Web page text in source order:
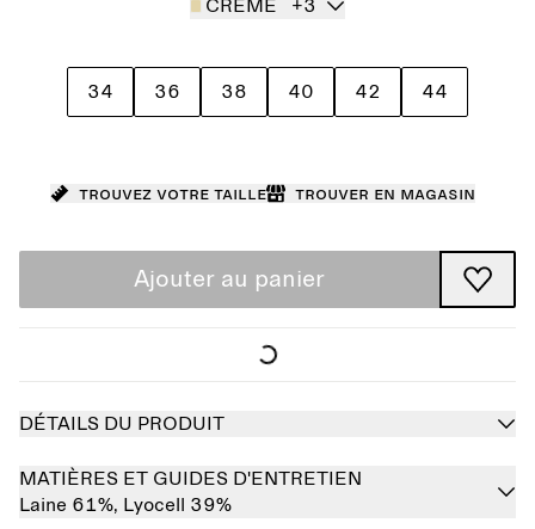
CRÈME +3
34 36 38 40 42 44
Trouvez votre taille Trouver en magasin
Ajouter au panier
DÉTAILS DU PRODUIT
MATIÈRES ET GUIDES D'ENTRETIEN
Laine 61%, Lyocell 39%